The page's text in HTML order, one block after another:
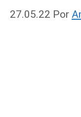
27.05.22 Por